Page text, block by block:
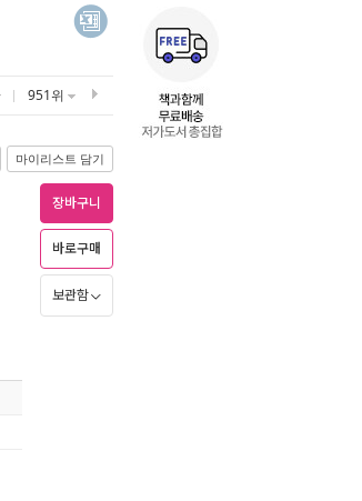
951위
마이리스트 담기
장바구니
바로구매
보관함